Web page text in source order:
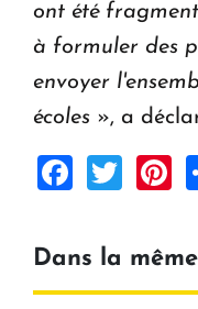
ont été
à formuler des
envoyer
écoles », a
Dans la